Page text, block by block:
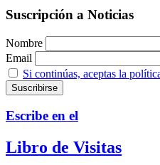
Suscripción a Noticias
Nombre
Email
Si continúas, aceptas la
Escribe en el
Libro de Visitas